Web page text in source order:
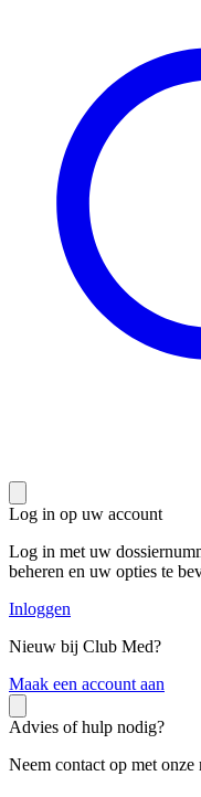
Log in op uw account
Log in met uw
beheren en uw opties te
Inloggen
Nieuw bij Club Med?
Maak een account aan
Advies of hulp nodig?
Neem contact op met onze